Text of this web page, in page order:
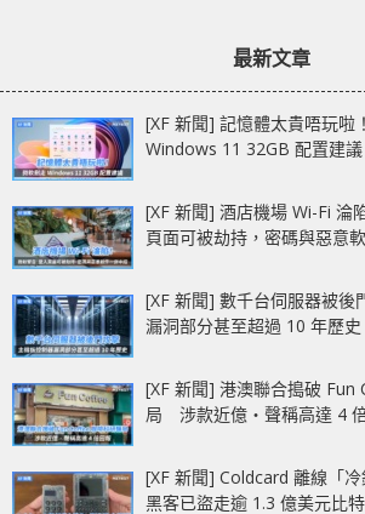
最新文章
[XF 新聞] 記憶體太貴唔玩
Windows 11 32GB 配置建議
[XF 新聞] 酒店機場 Wi-Fi
頁面可被劫持，密碼與惡意
[XF 新聞] 數千台伺服器被
漏洞部分甚至超過 10 年歷史
[XF 新聞] 港澳聯合搗破 Fun
局 涉款近億‧聲稱高達 4
[XF 新聞] Coldcard 離線「
黑客已盜走逾 1.3 億美元比